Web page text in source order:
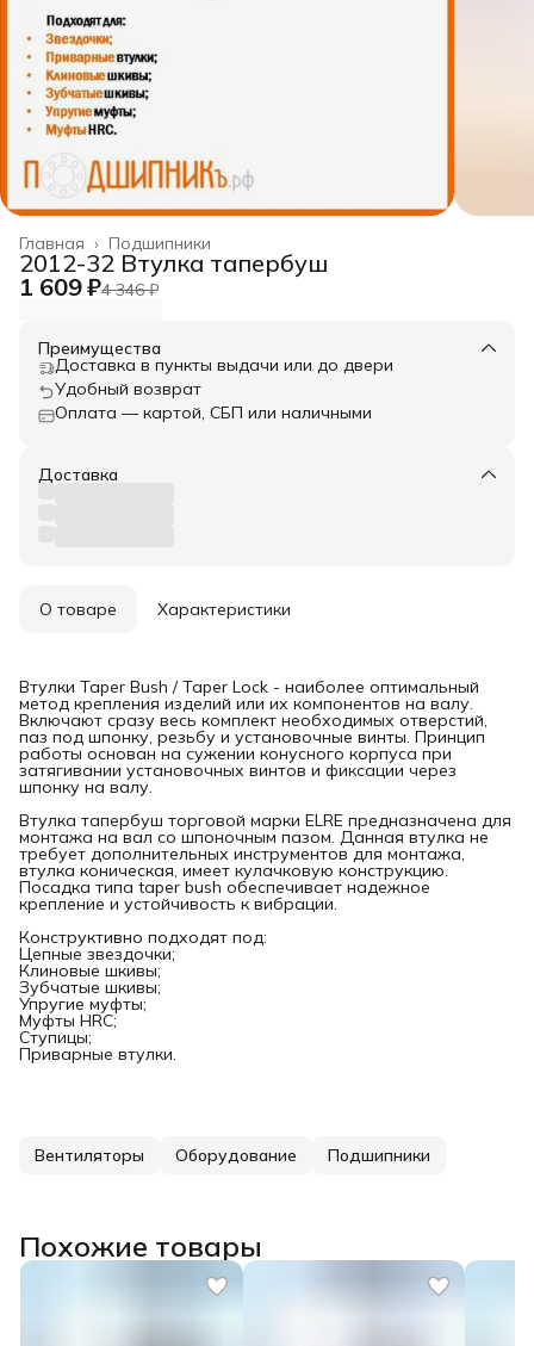
Подшипники
Главная ›
2012-32 Втулка тапербуш
1 609 ₽4 346 ₽
Преимущества
Доставка в пункты выдачи или до двери
Удобный возврат
Оплата — картой, СБП или наличными
Доставка
О товаре Характеристики
Втулки Taper Bush / Taper Lock - наиболее оптимальный
метод крепления изделий или их компонентов на валу.
Включают сразу весь комплект необходимых отверстий,
паз под шпонку, резьбу и установочные винты. Принцип
работы основан на сужении конусного корпуса при
затягивании установочных винтов и фиксации через
шпонку на валу.
Втулка тапербуш торговой марки ELRE предназначена для
монтажа на вал со шпоночным пазом. Данная втулка не
требует дополнительных инструментов для монтажа,
втулка коническая, имеет кулачковую конструкцию.
Посадка типа taper bush обеспечивает надежное
крепление и устойчивость к вибрации.
Конструктивно подходят под:
Цепные звездочки;
Клиновые шкивы;
Зубчатые шкивы;
Упругие муфты;
Муфты HRC;
Ступицы;
Приварные втулки.
Вентиляторы Оборудование Подшипники
Похожие товары